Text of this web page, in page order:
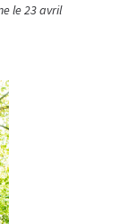
le 23 avril